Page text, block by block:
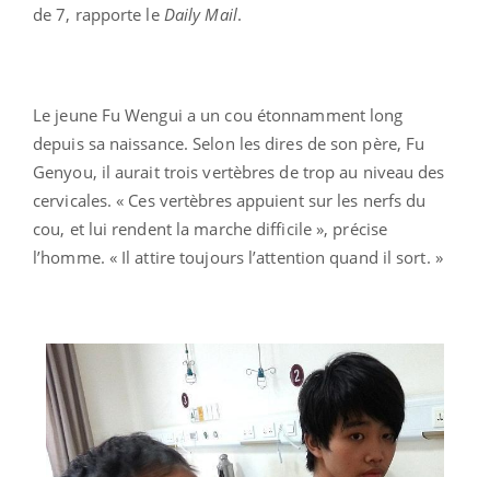
de 7, rapporte le Daily Mail.
Le jeune Fu Wengui a un cou étonnamment long
depuis sa naissance. Selon les dires de son père, Fu
Genyou, il aurait trois vertèbres de trop au niveau des
cervicales. « Ces vertèbres appuient sur les nerfs du
cou, et lui rendent la marche difficile », précise
l’homme. « Il attire toujours l’attention quand il sort. »